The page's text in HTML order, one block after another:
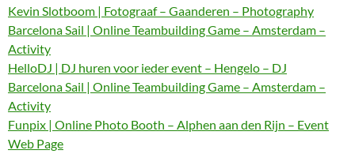
Kevin Slotboom | Fotograaf – Gaanderen – Photography
Barcelona Sail | Online Teambuilding Game – Amsterdam –
Activity
HelloDJ | DJ huren voor ieder event – Hengelo – DJ
Barcelona Sail | Online Teambuilding Game – Amsterdam –
Activity
Funpix | Online Photo Booth – Alphen aan den Rijn – Event
Web Page